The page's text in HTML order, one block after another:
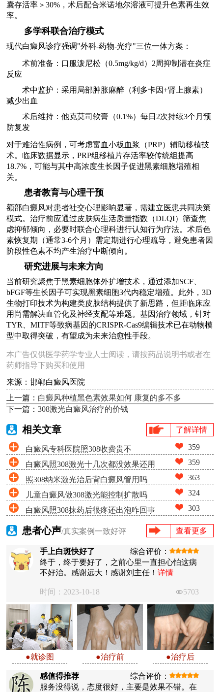
囊存活率＞30%，术后配合米诺地尔溶液可提升色素再生效
率。
多学科联合治疗模式
现代白癜风诊疗强调"外科-药物-光疗"三位一体方案：
术前准备：口服泼尼松（0.5mg/kg/d）2周抑制潜在炎症
反应
术中监护：采用局部肿胀麻醉（利多卡因+肾上腺素）
减少出血
术后维持：他克莫司软膏（0.1%）每日2次持续3个月预
防复发
对于难治性病例，可考虑富血小板血浆（PRP）辅助移植技
术。临床数据显示，PRP组移植片存活率较传统组提高
18.7%，可能与其中高浓度生长因子促进黑素细胞增殖相
关。
患者教育与心理干预
额部白癜风对患者社交心理影响显著，需建立医患共同决策
模式。治疗前应通过皮肤病生活质量指数（DLQI）筛查焦
虑抑郁倾向，必要时联合心理科进行认知行为疗法。术后色
素恢复期（通常3-6个月）需定期进行心理疏导，避免患者因
阶段性色素不均产生治疗中断倾向。
研究进展与未来方向
当前研究聚焦于黑素细胞体外扩增技术，通过添加SCF、
bFGF等生长因子可实现黑素细胞3代内稳定增殖。此外，3D
生物打印技术为构建类皮肤结构提供了新思路，但距临床应
用尚需解决血管化及神经支配等难题。基因治疗领域，针对
TYR、MITF等致病基因的CRISPR-Cas9编辑技术已在动物模
型中取得突破，有望成为未来治愈性手段。
本广告仅供医学药学专业人士阅读，请按药品说明书或者在
药师指导下购买和使用
来源：邯郸白癜风医院
上一篇： 白癜风种植黑色素效果如何 康复的多不多
下一篇：308激光白癜风治疗的价钱
相关文章 了解详情
白癜风专科医院照308收费贵不 359
白癜风照308激光十几次都没效果还用
照吗
359
照308纳米激光治后背白癜风管用吗 363
儿童白癜风做308激光能控制扩散吗 324
白癜风照308抹药后很疼还出泡咋回事 303
患者心声/真实案例一致好评 查看更多
手上白斑快好了
综合评价：
终于，终于要好了，之前心里一直担心怕这病
不好治。感谢远大！感谢刘主任！详情
时间：2023-10-18 5703
●就诊图 ●治疗前 ●治疗后
感值得推荐
综合评价：
服务没得说，态度很好，主要是效果不错。在